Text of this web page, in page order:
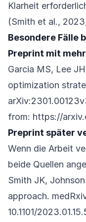
Klarheit
(Smith et al.,
Besondere Fälle
Preprint mit
Garcia MS, Lee
optimization
from: https://
Preprint später
Wenn die Arbeit
beide Quellen
Smith JK,
approach.
10.1101/